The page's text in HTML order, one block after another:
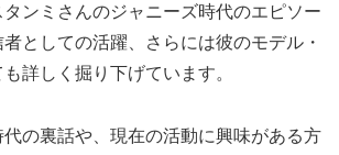
ンミさんのジャニーズ時代のエピソー
者としての活躍、さらには彼のモデル・
詳しく掘り下げています。
の裏話や、現在の活動に興味がある方